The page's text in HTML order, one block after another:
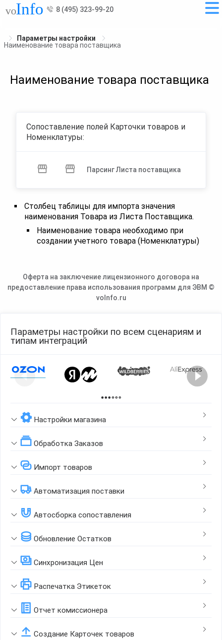
8 (495) 323-99-20
Параметры настройки
Наименование товара поставщика
Наименование товара поставщика
Сопоставление полей Карточки товаров и
Номенклатуры:
Парсинг Листа поставщика
Столбец таблицы для импорта значения
наименования Товара из Листа Поставщика.
Наименование товара необходимо при
создании учетного товара (Номенклатуры)
Оферта на заключение лицензионного договора на
предоставление права использования программ для ЭВМ ©
voInfo.ru
Параметры настройки по всем сценариям и
типам интеграций
Настройки магазина
Обработка Заказов
Импорт товаров
Автоматизация поставки
Автосборка сопоставления
Обновление Остатков
Синхронизация Цен
Распечатка Этикеток
Отчет комиссионера
Создание Карточек товаров